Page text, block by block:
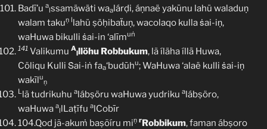
Badī’u a
lssamäwäti waalárḍi, áṇnaë yakūnu lahü waladuṇ
walam takuṇ llahü ṣöḥibaẗuṇ, wacolaqo kulla ṡai-iṇ,
waHuwa bikulli ṡai-in ‘alīmuṅ
141 Valikumu A
lllöhu Robbukum, lã íläha íllā Huwa,
Cöliqu Kulli Ṡai-iṅ faa‘budūhu; WaHuwa ‘alaë kulli ṡai-iṇ
wakīlu
ṇ
Llā tudrikuhu alábṣöru waHuwa yudriku alábṣöro,
waHuwa a
llLaṭīfu alCobīr
104.Qod jã-akuṁ baṣõíru miṇ rRobbikum, faman ábṣoro